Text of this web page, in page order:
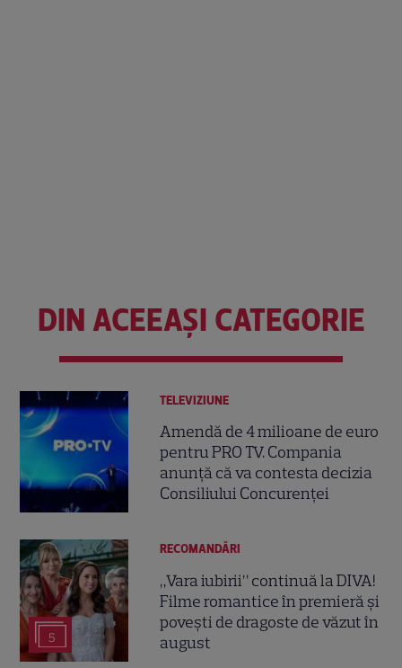
DIN ACEEAȘI CATEGORIE
TELEVIZIUNE
Amendă de 4 milioane de euro
pentru PRO TV. Compania
anunță că va contesta decizia
Consiliului Concurenței
5
RECOMANDĂRI
„Vara iubirii” continuă la DIVA!
Filme romantice în premieră și
povești de dragoste de văzut în
august